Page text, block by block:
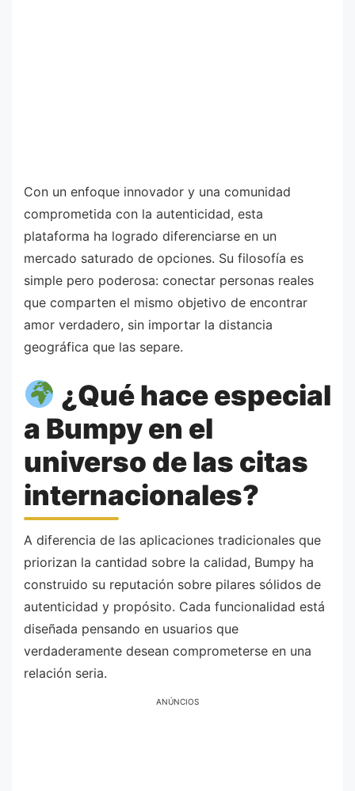
Con un enfoque innovador y una comunidad
comprometida con la autenticidad, esta
plataforma ha logrado diferenciarse en un
mercado saturado de opciones. Su filosofía es
simple pero poderosa: conectar personas reales
que comparten el mismo objetivo de encontrar
amor verdadero, sin importar la distancia
geográfica que las separe.
¿Qué hace especial
a Bumpy en el
universo de las citas
internacionales?
A diferencia de las aplicaciones tradicionales que
priorizan la cantidad sobre la calidad, Bumpy ha
construido su reputación sobre pilares sólidos de
autenticidad y propósito. Cada funcionalidad está
diseñada pensando en usuarios que
verdaderamente desean comprometerse en una
relación seria.
ANÚNCIOS